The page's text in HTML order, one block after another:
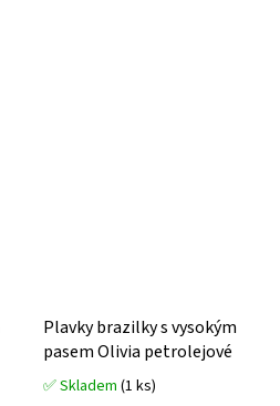
Plavky brazilky s vysokým
pasem Olivia petrolejové
Průměrné
✅ Skladem (1 ks)